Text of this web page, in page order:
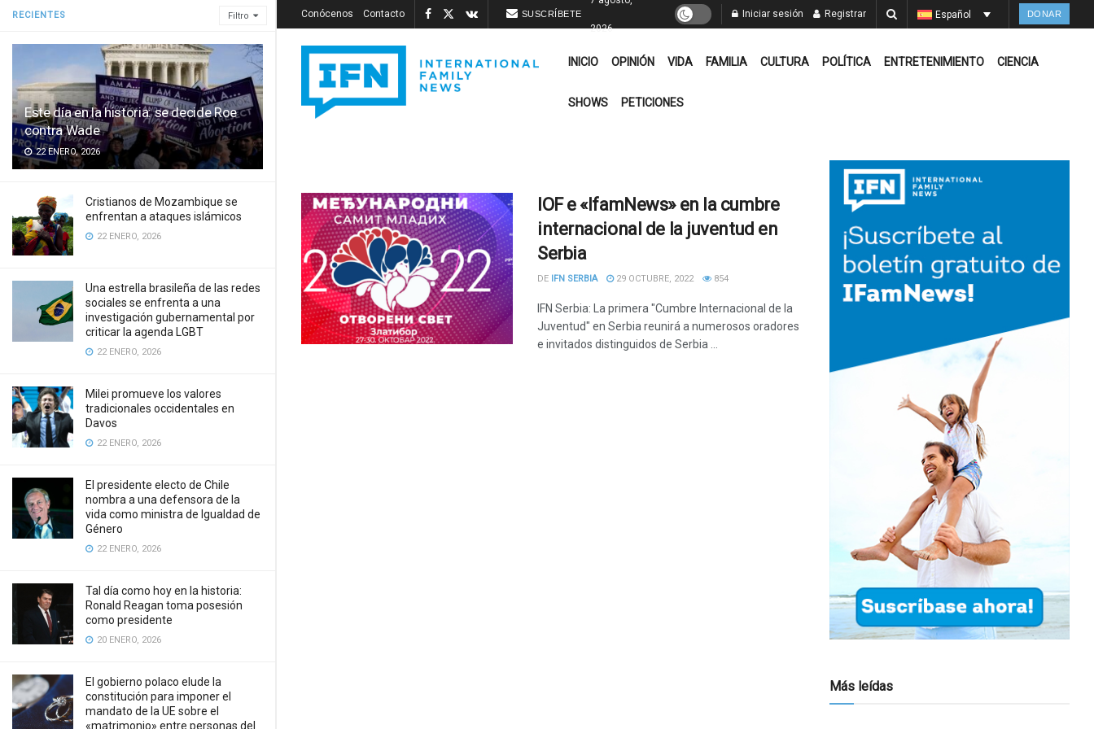
RECIENTES Filtro
Este día en la historia: se decide Roe
contra Wade
22 ENERO, 2026
Cristianos de Mozambique se
enfrentan a ataques islámicos
22 ENERO, 2026
Una estrella brasileña de las redes
sociales se enfrenta a una
investigación gubernamental por
criticar la agenda LGBT
22 ENERO, 2026
Milei promueve los valores
tradicionales occidentales en
Davos
22 ENERO, 2026
El presidente electo de Chile
nombra a una defensora de la
vida como ministra de Igualdad de
Género
22 ENERO, 2026
Tal día como hoy en la historia:
Ronald Reagan toma posesión
como presidente
20 ENERO, 2026
El gobierno polaco elude la
constitución para imponer el
mandato de la UE sobre el
«matrimonio» entre personas del
Conócenos Contacto SUSCRÍBETE
2026
Iniciar sesión Registrar Español DONAR
INICIO OPINIÓN VIDA FAMILIA CULTURA POLÍTICA ENTRETENIMIENTO CIENCIA
SHOWS PETICIONES
IOF e «IfamNews» en la cumbre
internacional de la juventud en
Serbia
DE IFN SERBIA 29 OCTUBRE, 2022 854
IFN Serbia: La primera "Cumbre Internacional de la
Juventud" en Serbia reunirá a numerosos oradores
e invitados distinguidos de Serbia ...
Más leídas